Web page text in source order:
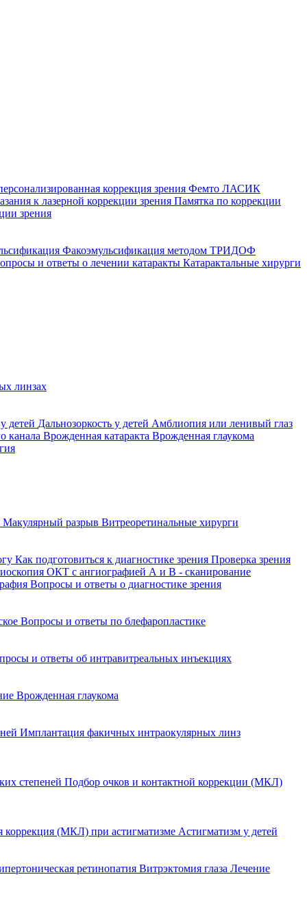
коррекция зрения Фемто ЛАСИК
к лазерной коррекции зрения Памятка по коррекции
зрения
Факоэмульсификация методом ТРИДОФ
и ответы о лечении катаракты Катарактальные хирурги
линзах
детей Дальнозоркость у детей Амблиопия или ленивый глаз
канала Врожденная катаракта Врожденная глаукома
Макулярный разрыв Витреоретинальные хирурги
Как подготовиться к диагностике зрения Проверка зрения
ОКТ с ангиографией А и В - сканирование
Вопросы и ответы о диагностике зрения
Вопросы и ответы по блефаропластике
и ответы об интравитреальных инъекциях
Врожденная глаукома
Имплантация факичных интраокулярных линз
степеней Подбор очков и контактной коррекции (МКЛ)
коррекция (МКЛ) при астигматизме Астигматизм у детей
ретинопатия Витрэктомия глаза Лечение